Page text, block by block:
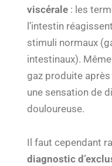
viscérale : les
l’intestin
stimuli normaux
intestinaux).
gaz produite
une sensation de
douloureuse.
Il faut cependant
diagnostic